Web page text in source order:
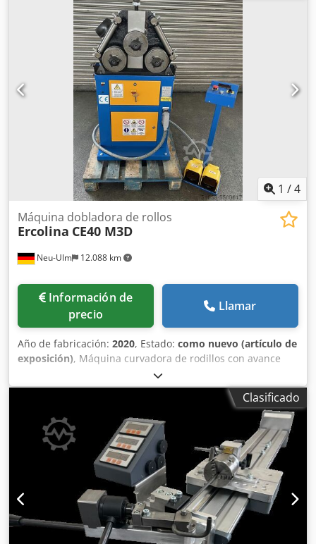
1 /4
Neu-Ulm 12.088 km
Máquina dobladora de rollos
Ercolina CE40 M3D
Información de
precio
Llamar
Año de fabricación: 2020, Estado: como nuevo (artículo de
exposición), Máquina curvadora de rodillos con avance
por husillo y 3 rodillos motorizados. Características:
Diámetro del eje: 40 mm Posición de trabajo:
Horizontal/Vertical con soporte Conexión: 230 V/1 fase con
inversor Dimensiones (ancho x alto x profundidad): 700 x
1460 x 600 mm Peso: 180 kg Rendimiento: Tubo redondo:
70 x 1,5 mm Tubo cuadrado: 50 x 50 x 3 mm Barra
redonda: 35 mm Barra plana: 50 x 10 mm Ángulo: 50 x 50 x
6 mm Alcance del suministro: CE40M3D Cedpfx Aisgi N
Aleterf Juego universal de rodillos para perfiles Accesorios
(incluido panel de control con pedal, manual de
instrucciones) 1 juego de rodillos de plástico para tubos
redondos de 1 1/2" para trabajos con bajo riesgo de
Clasificado